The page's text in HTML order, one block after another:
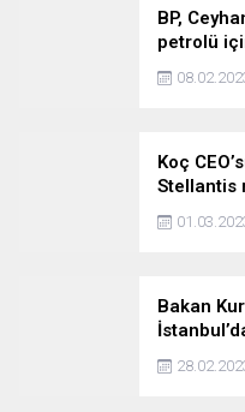
BP,
petrolü
sebep
Koç
Stellantis
Tofaş’ı
noktaya
Bakan
riskli